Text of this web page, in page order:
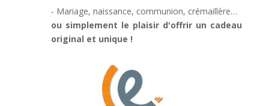
- Mariage, naissance, communion, crémaillère…
ou simplement le plaisir d'offrir un cadeau
original et unique !